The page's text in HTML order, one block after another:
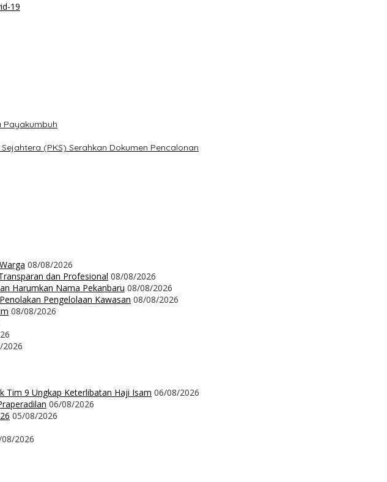
19
Payakumbuh
(PKS) Serahkan Dokumen Pencalonan
08/08/2026
dan Profesional 08/08/2026
Harumkan Nama Pekanbaru 08/08/2026
Pengelolaan Kawasan 08/08/2026
08/08/2026
Tim 9 Ungkap Keterlibatan Haji Isam 06/08/2026
06/08/2026
05/08/2026
2026